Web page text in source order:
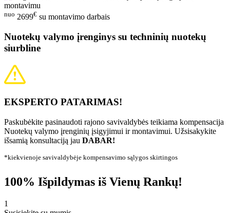
nuo 2699€ su montavimo darbais
Nuotekų valymo įrenginys su techninių nuotekų
siurbline
EKSPERTO PATARIMAS!
Paskubėkite pasinaudoti rajono savivaldybės teikiama kompensacija
Nuotekų valymo įrenginių įsigyjimui ir montavimui. Užsisakykite
išsamią konsultaciją jau DABAR!
*kiekvienoje savivaldybėje kompensavimo sąlygos skirtingos
100% Išpildymas iš Vienų Rankų!
1